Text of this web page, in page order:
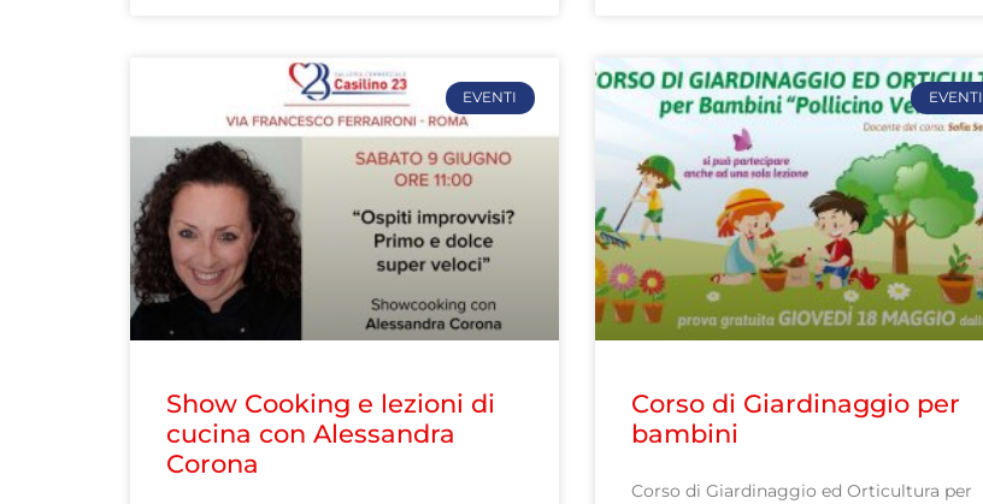
EVENTI
Show Cooking e lezioni di
cucina con Alessandra
Corona
EVENTI
Corso di Giardinaggio per
bambini
Corso di Giardinaggio ed Orticultura per